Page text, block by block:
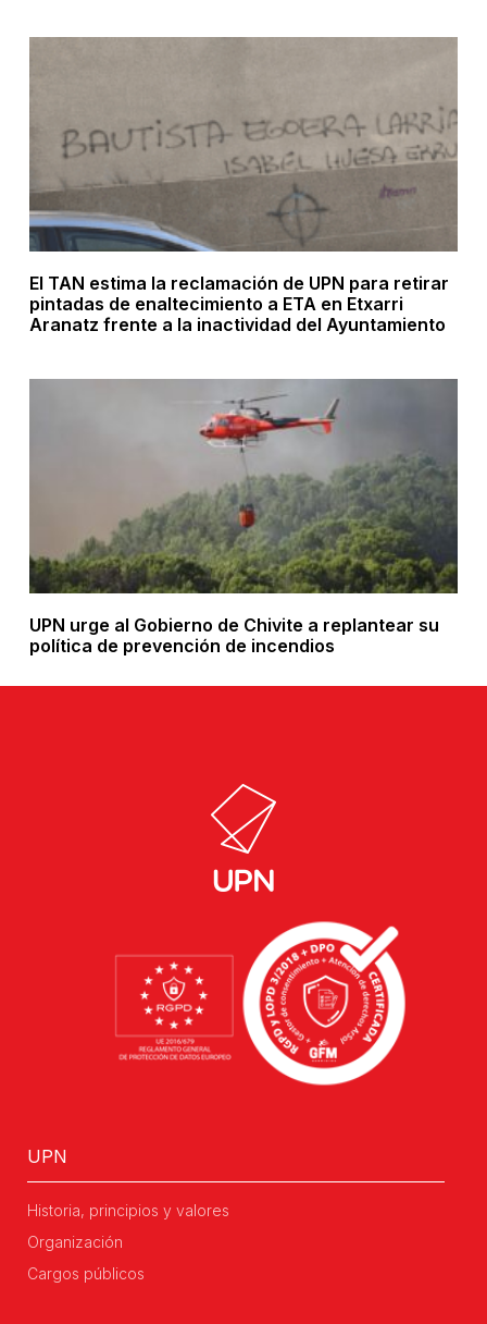
El TAN estima la reclamación de UPN para retirar
pintadas de enaltecimiento a ETA en Etxarri
Aranatz frente a la inactividad del Ayuntamiento
UPN urge al Gobierno de Chivite a replantear su
política de prevención de incendios
UPN
Historia, principios y valores
Organización
Cargos públicos